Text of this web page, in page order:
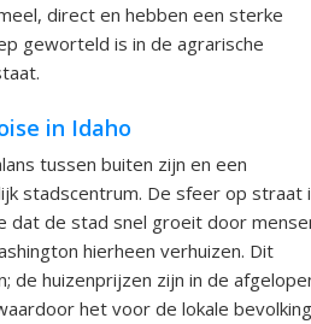
direct en hebben een sterke
geworteld is in de agrarische
in Idaho
tussen buiten zijn en een
stadscentrum. De sfeer op straat
dat de stad snel groeit door
hierheen verhuizen. Dit
de huizenprijzen zijn in de
het voor de lokale bevolking